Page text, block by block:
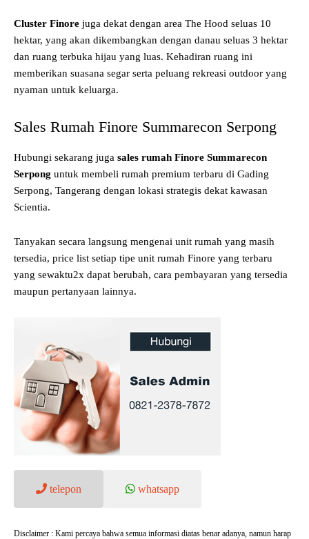
Cluster Finore juga dekat dengan area The Hood seluas 10
hektar, yang akan dikembangkan dengan danau seluas 3 hektar
dan ruang terbuka hijau yang luas. Kehadiran ruang ini
memberikan suasana segar serta peluang rekreasi outdoor yang
nyaman untuk keluarga.
Sales Rumah Finore Summarecon Serpong
Hubungi sekarang juga sales rumah Finore Summarecon
Serpong untuk membeli rumah premium terbaru di Gading
Serpong, Tangerang dengan lokasi strategis dekat kawasan
Scientia.
Tanyakan secara langsung mengenai unit rumah yang masih
tersedia, price list setiap tipe unit rumah Finore yang terbaru
yang sewaktu2x dapat berubah, cara pembayaran yang tersedia
maupun pertanyaan lainnya.
telepon whatsapp
Disclaimer : Kami percaya bahwa semua informasi diatas benar adanya, namun harap